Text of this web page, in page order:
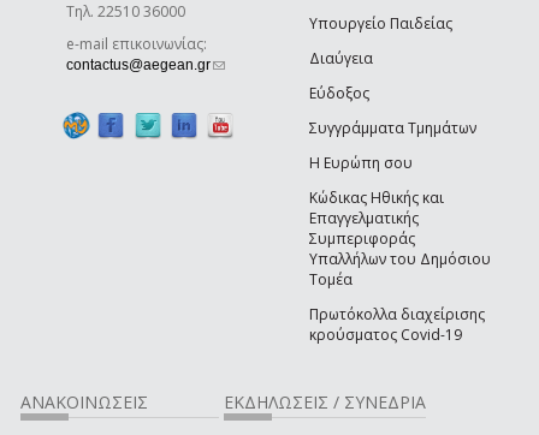
Τηλ. 22510 36000
e-mail επικοινωνίας:
contactus@aegean.gr(link sends e-mail)
Υπουργείο Παιδείας
Διαύγεια
Εύδοξος
Συγγράμματα Τμημάτων
Η Ευρώπη σου
Κώδικας Ηθικής και
Επαγγελματικής
Συμπεριφοράς
Υπαλλήλων του Δημόσιου
Τομέα
Πρωτόκολλα διαχείρισης
κρούσματος Covid-19
ΑΝΑΚΟΙΝΩΣΕΙΣ ΕΚΔΗΛΩΣΕΙΣ / ΣΥΝΕΔΡΙΑ